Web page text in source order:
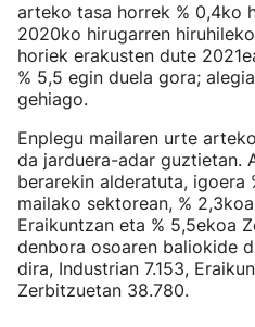
arteko tasa horrek % 0,4ko
2020ko hirugarren
horiek erakusten dute
% 5,5 egin duela gora;
gehiago.
Enplegu mailaren urte
da jarduera-adar guztietan.
berarekin alderatuta, igoera
mailako sektorean, %
Eraikuntzan eta % 5,5ekoa
denbora osoaren baliokide
dira, Industrian 7.153,
Zerbitzuetan 38.780.